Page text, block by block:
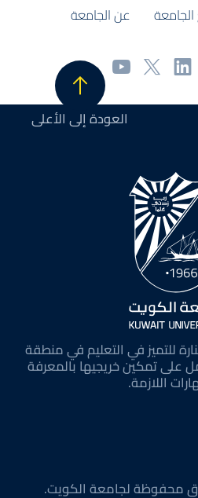
عن الجامعة
العودة إلى الأعلى
للتميز في التعليم في منطقة
على تمكين خريجيها بالمعرفة
اللازمة.